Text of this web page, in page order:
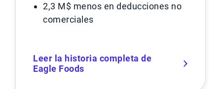
2,3 M$ menos en deducciones no
comerciales
Leer la historia completa de
Eagle Foods